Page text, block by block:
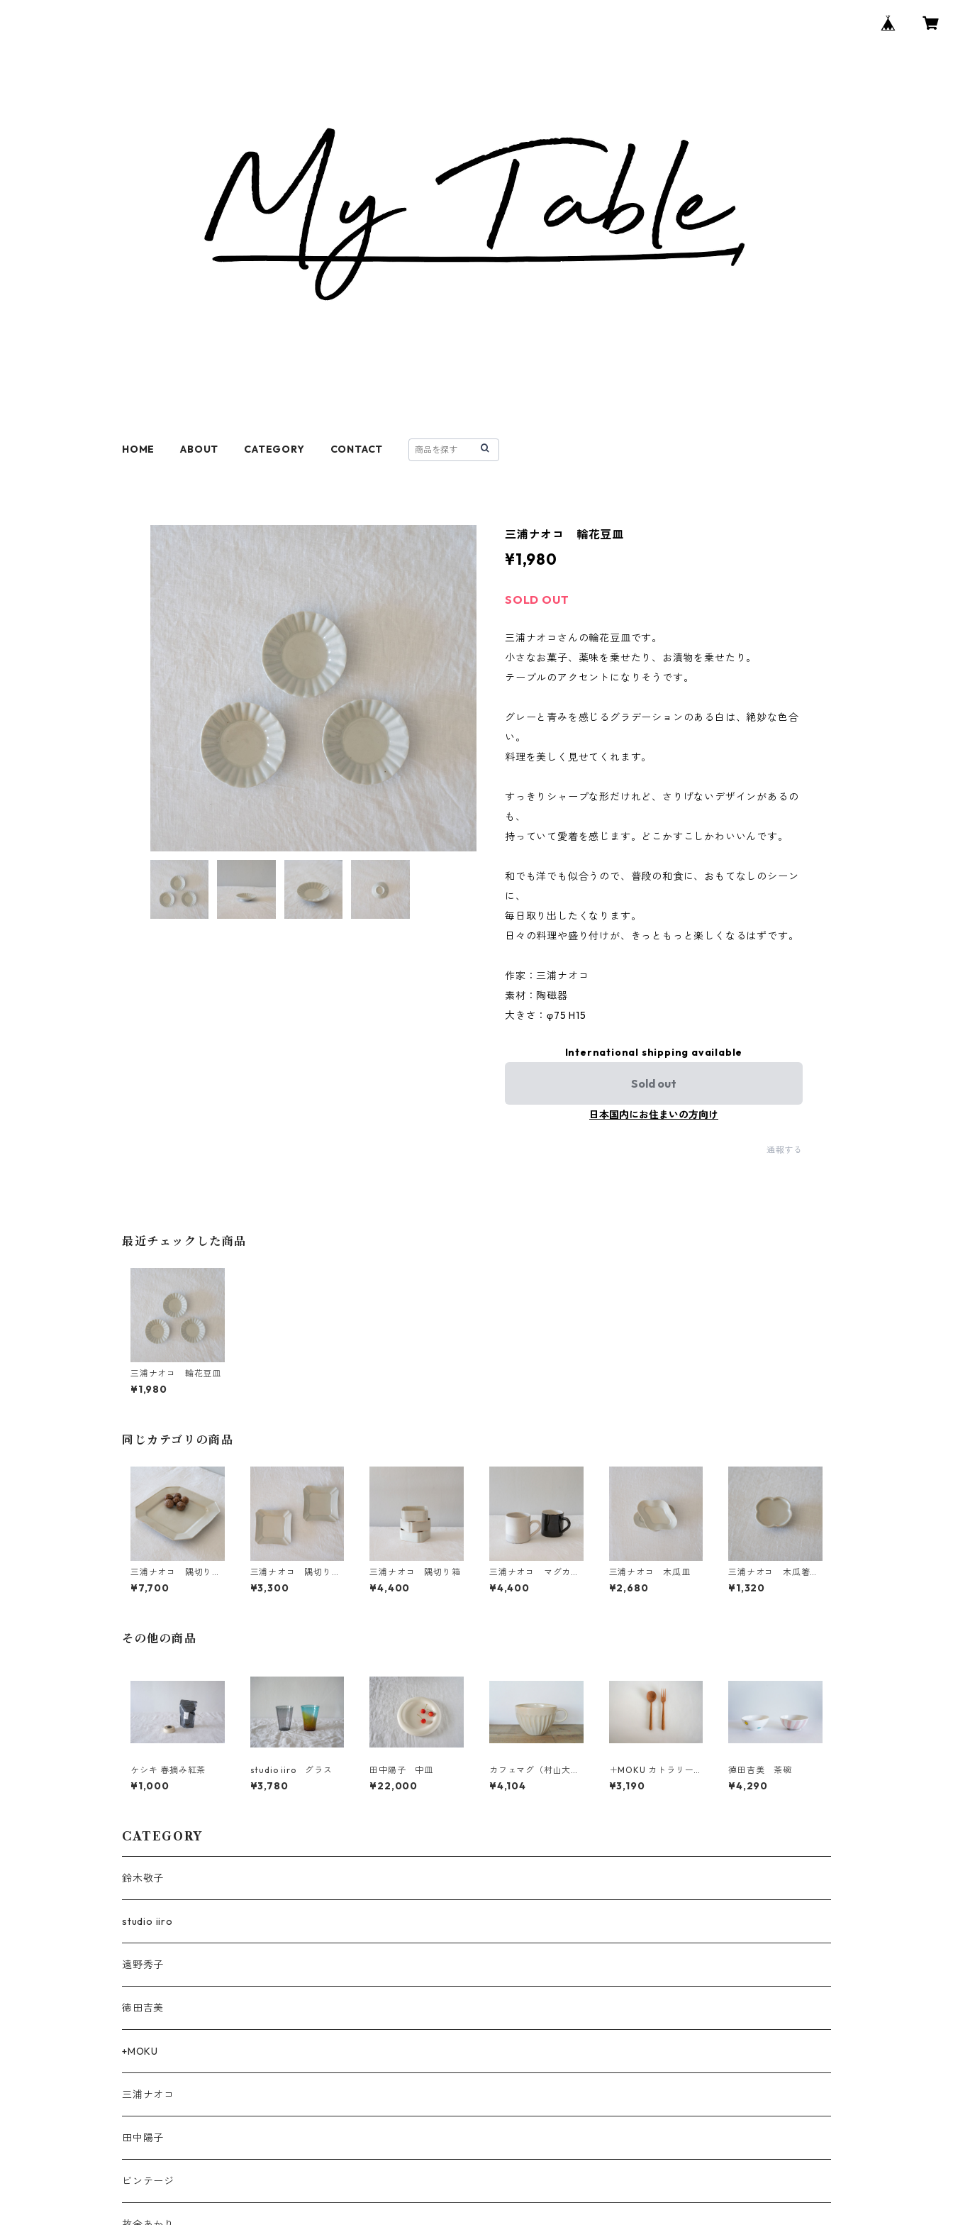
HOME ABOUT CATEGORY CONTACT
三浦ナオコ 輪花豆皿
¥1,980
SOLD OUT
三浦ナオコさんの輪花豆皿です。
小さなお菓子、薬味を乗せたり、お漬物を乗せたり。
テーブルのアクセントになりそうです。
グレーと青みを感じるグラデーションのある白は、絶妙な色合
い。
料理を美しく見せてくれます。
すっきりシャープな形だけれど、さりげないデザインがあるの
も、
持っていて愛着を感じます。どこかすこしかわいいんです。
和でも洋でも似合うので、普段の和食に、おもてなしのシーン
に、
毎日取り出したくなります。
日々の料理や盛り付けが、きっともっと楽しくなるはずです。
作家：三浦ナオコ
素材：陶磁器
大きさ：φ75 H15
International shipping available
Sold out
日本国内にお住まいの方向け
通報する
最近チェックした商品
三浦ナオコ 輪花豆皿
¥1,980
同じカテゴリの商品
三浦ナオコ 隅切り四
方皿
¥7,700
三浦ナオコ 隅切り正
方皿
¥3,300
三浦ナオコ 隅切り箱
¥4,400
三浦ナオコ マグカッ
プ
¥4,400
三浦ナオコ 木瓜皿
¥2,680
三浦ナオコ 木瓜箸置
き
¥1,320
その他の商品
ケシキ 春摘み紅茶
¥1,000
studio iiro グラス
¥3,780
田中陽子 中皿
¥22,000
カフェマグ（村山大介
陶芸研究所さんのうつ
わ）
¥4,104
＋MOKU カトラリー
（大）
¥3,190
徳田吉美 茶碗
¥4,290
CATEGORY
鈴木敬子
studio iiro
遠野秀子
徳田吉美
+MOKU
三浦ナオコ
田中陽子
ビンテージ